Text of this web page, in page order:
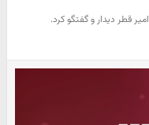
قطر دیدار و گفتگو کرد.